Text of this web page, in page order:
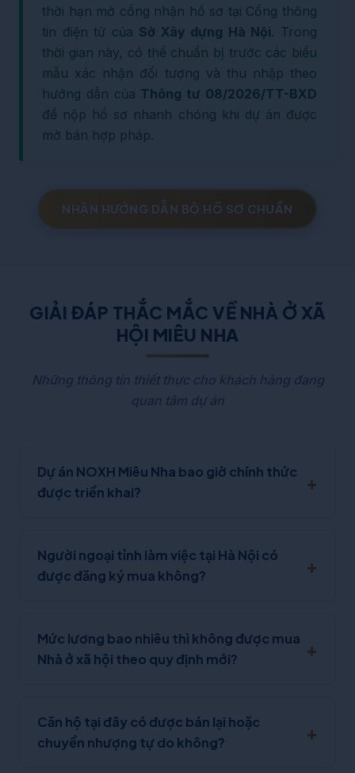
thời hạn mở cổng nhận hồ sơ tại Cổng thông
tin điện tử của Sở Xây dựng Hà Nội. Trong
thời gian này, có thể chuẩn bị trước các biểu
mẫu xác nhận đối tượng và thu nhập theo
hướng dẫn của Thông tư 08/2026/TT-BXD
để nộp hồ sơ nhanh chóng khi dự án được
mở bán hợp pháp.
NHẬN HƯỚNG DẪN BỘ HỒ SƠ CHUẨN
GIẢI ĐÁP THẮC MẮC VỀ NHÀ Ở XÃ
HỘI MIÊU NHA
Dự án NOXH Miêu Nha bao giờ chính thức
được triển khai?
Người ngoại tỉnh làm việc tại Hà Nội có
được đăng ký mua không?
Mức lương bao nhiêu thì không được mua
Nhà ở xã hội theo quy định mới?
Căn hộ tại đây có được bán lại hoặc
chuyển nhượng tự do không?